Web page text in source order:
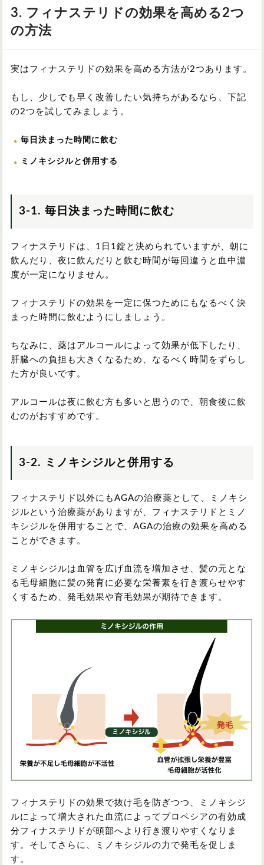
3. フィナステリドの効果を高める2つ
の方法
実はフィナステリドの効果を高める方法が2つあります。
もし、少しでも早く改善したい気持ちがあるなら、下記
の2つを試してみましょう。
毎日決まった時間に飲む
ミノキシジルと併用する
3-1. 毎日決まった時間に飲む
フィナステリドは、1日1錠と決められていますが、朝に
飲んだり、夜に飲んだりと飲む時間が毎回違うと血中濃
度が一定になりません。
フィナステリドの効果を一定に保つためにもなるべく決
まった時間に飲むようにしましょう。
ちなみに、薬はアルコールによって効果が低下したり、
肝臓への負担も大きくなるため、なるべく時間をずらし
た方が良いです。
アルコールは夜に飲む方も多いと思うので、朝食後に飲
むのがおすすめです。
3-2. ミノキシジルと併用する
フィナステリド以外にもAGAの治療薬として、ミノキシ
ジルという治療薬がありますが、フィナステリドとミノ
キシジルを併用することで、AGAの治療の効果を高める
ことができます。
ミノキシジルは血管を広げ血流を増加させ、髪の元とな
る毛母細胞に髪の発育に必要な栄養素を行き渡らせやす
くするため、発毛効果や育毛効果が期待できます。
フィナステリドの効果で抜け毛を防ぎつつ、ミノキシジ
ルによって増大された血流によってプロペシアの有効成
分フィナステリドが頭部へより行き渡りやすくなりま
す。そしてさらに、ミノキシジルの力で発毛を促しま
す。